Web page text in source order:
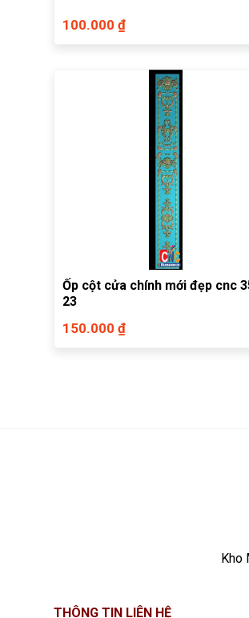
100.000 ₫
Ốp cột cửa chính mới đẹp cnc
23
150.000 ₫
Kho
THÔNG TIN LIÊN HỆ